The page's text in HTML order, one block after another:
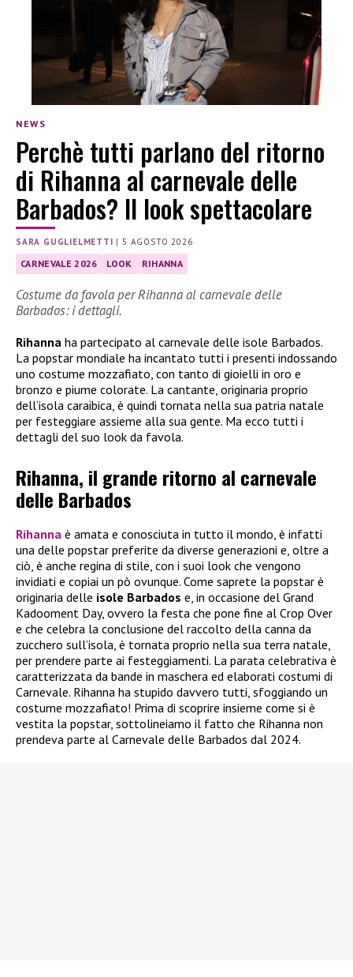
NEWS
Perchè tutti parlano del ritorno
di Rihanna al carnevale delle
Barbados? Il look spettacolare
SARA GUGLIELMETTI | 5 AGOSTO 2026
CARNEVALE 2026 LOOK RIHANNA
Costume da favola per Rihanna al carnevale delle
Barbados: i dettagli.
Rihanna ha partecipato al carnevale delle isole Barbados.
La popstar mondiale ha incantato tutti i presenti indossando
uno costume mozzafiato, con tanto di gioielli in oro e
bronzo e piume colorate. La cantante, originaria proprio
dell’isola caraibica, è quindi tornata nella sua patria natale
per festeggiare assieme alla sua gente. Ma ecco tutti i
dettagli del suo look da favola.
Rihanna, il grande ritorno al carnevale
delle Barbados
Rihanna è amata e conosciuta in tutto il mondo, è infatti
una delle popstar preferite da diverse generazioni e, oltre a
ciò, è anche regina di stile, con i suoi look che vengono
invidiati e copiai un pò ovunque. Come saprete la popstar è
originaria delle isole Barbados e, in occasione del Grand
Kadooment Day, ovvero la festa che pone fine al Crop Over
e che celebra la conclusione del raccolto della canna da
zucchero sull’isola, è tornata proprio nella sua terra natale,
per prendere parte ai festeggiamenti. La parata celebrativa è
caratterizzata da bande in maschera ed elaborati costumi di
Carnevale. Rihanna ha stupido davvero tutti, sfoggiando un
costume mozzafiato! Prima di scoprire insieme come si è
vestita la popstar, sottolineiamo il fatto che Rihanna non
prendeva parte al Carnevale delle Barbados dal 2024.